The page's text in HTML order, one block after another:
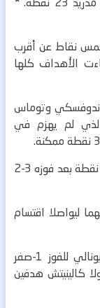
خمس نقاط عن أقرب
شتوتجارت 4-صفر وجاءت الأهداف كلها
وتوماس
الذي لم يهزم في
ويحتل بروسيا دورتموند المركز الثاني برصيد 29 نقطة بعد فوزه 3-2
ليواصلا اقتسام
وسجل جيفري كوندوجبيا هدفا ليقود انترناسيونالي للفوز 1-صفر
كالينيتش هدفين